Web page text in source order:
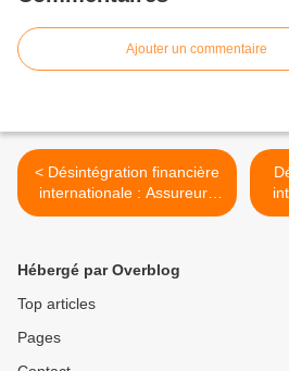
Ajouter un commentaire
< Désintégration financière
internationale : Assureurs
"monolignes", ventes
Hébergé par Overblog
Top articles
Pages